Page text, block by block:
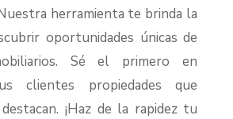
herramienta te brinda la
oportunidades únicas de
Sé el primero en
clientes propiedades que
¡Haz de la rapidez tu